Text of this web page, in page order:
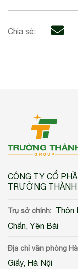
Chia sẻ:
CÔNG TY CỔ
TRƯỜNG THÀNH
Trụ sở chính:
Thôn
Chấn, Yên Bái
Địa chỉ văn phòng
Giấy, Hà Nội